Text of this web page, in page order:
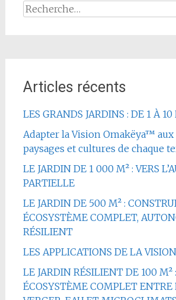
Rechercher :
Articles récents
LES GRANDS JARDINS : DE 1 À 10
Adapter la Vision Omakëya™ aux
paysages et cultures de chaque
LE JARDIN DE 1 000 M² : VERS
PARTIELLE
LE JARDIN DE 500 M² :
ÉCOSYSTÈME COMPLET,
RÉSILIENT
LES APPLICATIONS DE LA
LE JARDIN RÉSILIENT DE 100 M²
ÉCOSYSTÈME COMPLET ENTRE